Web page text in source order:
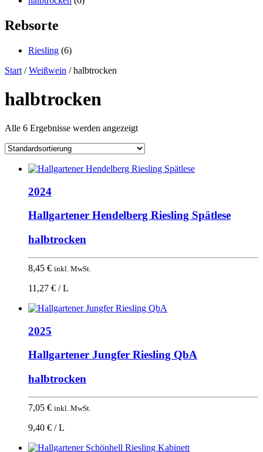
Rebsorte
Riesling (6)
Start /Weißwein / halbtrocken
halbtrocken
Alle 6 Ergebnisse werden angezeigt
2024
Hallgartener Hendelberg Riesling Spätlese
halbtrocken
8,45 € inkl. MwSt.
11,27 € / L
2025
Hallgartener Jungfer Riesling QbA
halbtrocken
7,05 € inkl. MwSt.
9,40 € / L